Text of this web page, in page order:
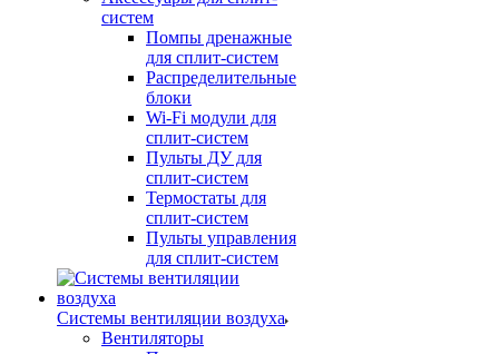
систем
Помпы дренажные
для сплит-систем
Распределительные
блоки
Wi-Fi модули для
сплит-систем
Пульты ДУ для
сплит-систем
Термостаты для
сплит-систем
Пульты управления
для сплит-систем
Системы вентиляции воздуха
Вентиляторы